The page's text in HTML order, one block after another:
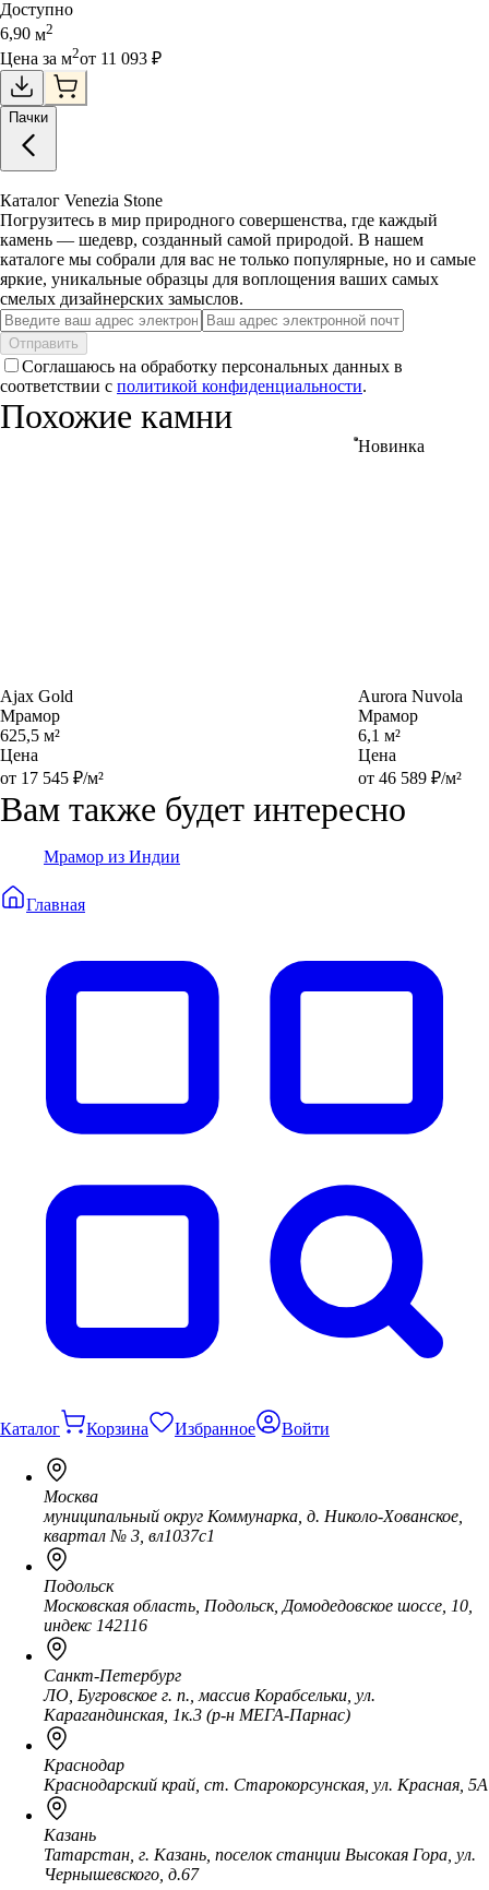
Доступно
6,90 м2
Цена за м2от 11 093 ₽
Пачки
Каталог Venezia Stone
Погрузитесь в мир природного совершенства, где каждый
камень — шедевр, созданный самой природой. В нашем
каталоге мы собрали для вас не только популярные, но и самые
яркие, уникальные образцы для воплощения ваших самых
смелых дизайнерских замыслов.
Отправить
Соглашаюсь на обработку персональных данных в
соответствии с политикой конфиденциальности.
Похожие камни
Ajax Gold
Мрамор
625,5 м²
Цена
от 17 545 ₽/м²
Новинка
Aurora Nuvola
Мрамор
6,1 м²
Цена
от 46 589 ₽/м²
Вам также будет интересно
Мрамор из Индии
Главная
Каталог Корзина Избранное Войти
Москва
муниципальный округ Коммунарка, д. Николо-Хованское,
квартал № 3, вл1037с1
Подольск
Московская область, Подольск, Домодедовское шоссе, 10,
индекс 142116
Санкт-Петербург
ЛО, Бугровское г. п., массив Корабсельки, ул.
Карагандинская, 1к.3 (р-н МЕГА-Парнас)
Краснодар
Краснодарский край, ст. Старокорсунская, ул. Красная, 5А
Казань
Татарстан, г. Казань, поселок станции Высокая Гора, ул.
Чернышевского, д.67